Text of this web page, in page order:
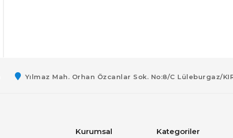
Yılmaz Mah. Orhan Özcanlar Sok. No:8/C Lüleburgaz/
Kurumsal Kategoriler